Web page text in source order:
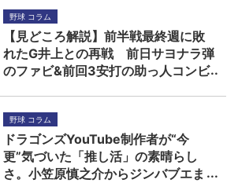
野球 コラム
【見どころ解説】前半戦最終週に敗
れたG井上との再戦 前日サヨナラ弾
のファビ&前回3安打の助っ人コンビ
野球 コラム
ドラゴンズYouTube制作者が“今
更”気づいた「推し活」の素晴らし
さ。小笠原慎之介からジンバブエま